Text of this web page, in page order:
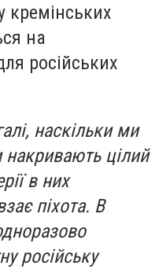
кремінських
на
російських
наскільки ми
цілий
в них
піхота. В
російську